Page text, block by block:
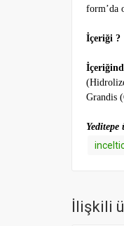
form’da
İçeriği ?
Grandis
Yeditepe
İlişkili